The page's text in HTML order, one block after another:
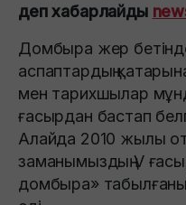
деп хабарлайды
Домбыра жер бетінде
аспаптардың
мен тарихшылар
ғасырдан бастап
Алайда 2010 жылы
заманымыздың V
домбыра»